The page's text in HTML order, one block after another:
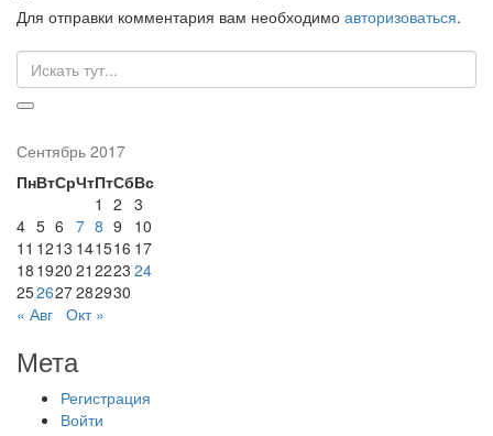
Для отправки комментария вам необходимо авторизоваться.
Искать:
Сентябрь 2017
ПнВтСрЧтПтСбВс
1 2 3
4 5 6 7 8 9
10
11 1213 141516 17
18 1920 21 2223 24
252627282930
« Авг Окт »
Мета
Регистрация
Войти